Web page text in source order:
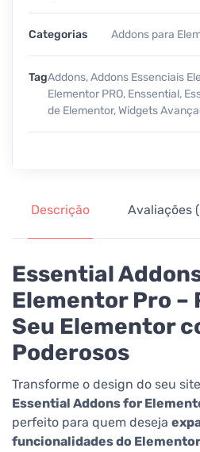
Categorias Addons para
TagAddons,Addons Essenciais
Elementor PRO, Enssential,
de Elementor,Widgets
Descrição Avaliações
Essential
Elementor Pro –
Seu Elementor
Poderosos
Transforme o design do seu
Essential Addons for
perfeito para quem deseja
funcionalidades do Elementor